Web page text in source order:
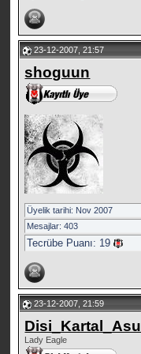
23-12-2007, 21:57
shoguun
Üyelik tarihi: Nov 2007
Mesajlar: 403
Tecrübe Puanı: 19
23-12-2007, 21:59
Disi_Kartal_Asu
Lady Eagle